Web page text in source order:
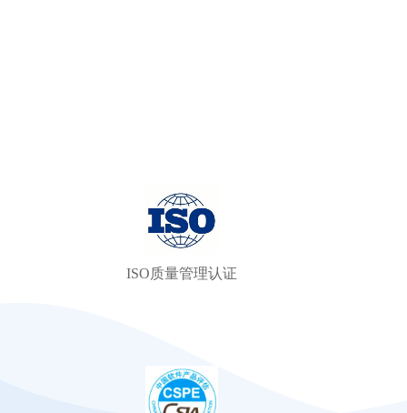
ISO质量管理认证